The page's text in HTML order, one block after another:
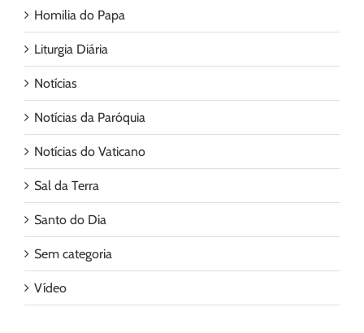
Homilia do Papa
Liturgia Diária
Notícias
Notícias da Paróquia
Notícias do Vaticano
Sal da Terra
Santo do Dia
Sem categoria
Vídeo